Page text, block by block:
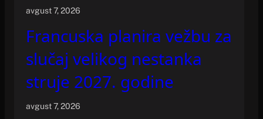
avgust 7, 2026
Francuska planira vežbu za
slučaj velikog nestanka
struje 2027. godine
avgust 7, 2026